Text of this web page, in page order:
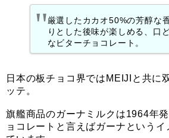
厳選したカカオ50%の芳醇な
りとした後味が楽しめる、口
なビターチョコレート。
日本の板チョコ界ではMEIJIと共に
ッテ。
旗艦商品のガーナミルクは1964年
ョコレートと言えばガーナという